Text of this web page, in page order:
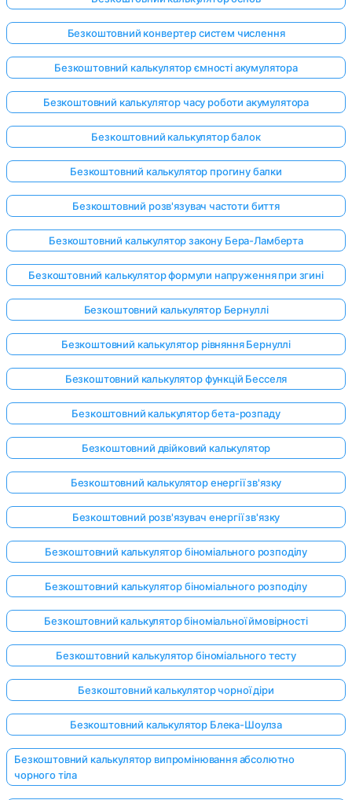
Поки
своє
перше
Безкоштовний конвертер систем числення
Безкоштовний калькулятор ємності акумулятора
Безкоштовний калькулятор часу роботи акумулятора
Безкоштовний калькулятор балок
Безкоштовний калькулятор прогину балки
Безкоштовний розв'язувач частоти биття
Безкоштовний калькулятор закону Бера-Ламберта
Безкоштовний калькулятор формули напруження при згині
Безкоштовний калькулятор Бернуллі
Безкоштовний калькулятор рівняння Бернуллі
Безкоштовний калькулятор функцій Бесселя
Безкоштовний калькулятор бета-розпаду
Безкоштовний двійковий калькулятор
Безкоштовний калькулятор енергії зв'язку
Безкоштовний розв'язувач енергії зв'язку
Безкоштовний калькулятор біноміального розподілу
Безкоштовний калькулятор біноміального розподілу
Безкоштовний калькулятор біноміальної ймовірності
Безкоштовний калькулятор біноміального тесту
Безкоштовний калькулятор чорної діри
Безкоштовний калькулятор Блека-Шоулза
Безкоштовний калькулятор випромінювання абсолютно
чорного тіла